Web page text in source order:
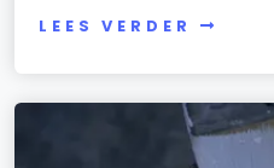
LEES VERDER